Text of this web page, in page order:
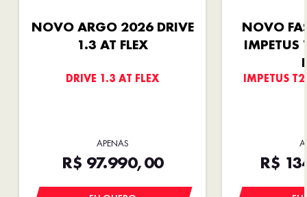
NOVO ARGO 2026 DRIVE
1.3 AT FLEX
DRIVE 1.3 AT FLEX
APENAS
R$ 97.990,00
NOVO
IMPETUS
IMPETUS
R$